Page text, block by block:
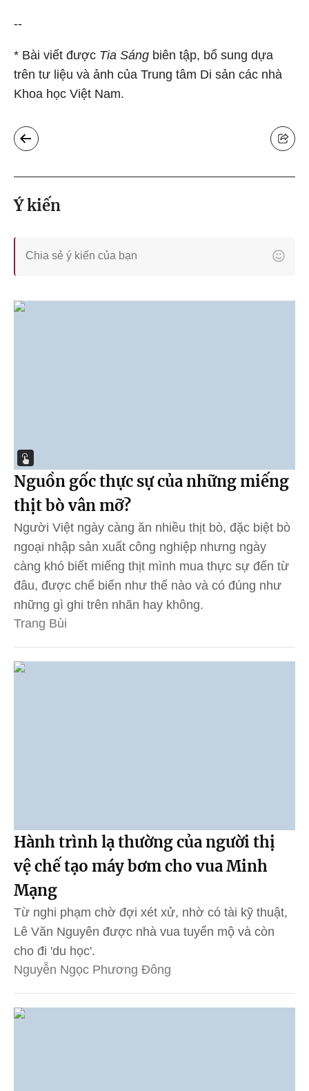
--
* Bài viết được Tia Sáng biên tập, bổ sung dựa
trên tư liệu và ảnh của Trung tâm Di sản các nhà
Khoa học Việt Nam.
Ý kiến
Nguồn gốc thực sự của những miếng
thịt bò vân mỡ?
Người Việt ngày càng ăn nhiều thịt bò, đặc biệt bò
ngoại nhập sản xuất công nghiệp nhưng ngày
càng khó biết miếng thịt mình mua thực sự đến từ
đâu, được chế biến như thế nào và có đúng như
những gì ghi trên nhãn hay không.
Trang Bùi
Hành trình lạ thường của người thị
vệ chế tạo máy bơm cho vua Minh
Mạng
Từ nghi phạm chờ đợi xét xử, nhờ có tài kỹ thuật,
Lê Văn Nguyên được nhà vua tuyển mộ và còn
cho đi 'du học'.
Nguyễn Ngọc Phương Đông